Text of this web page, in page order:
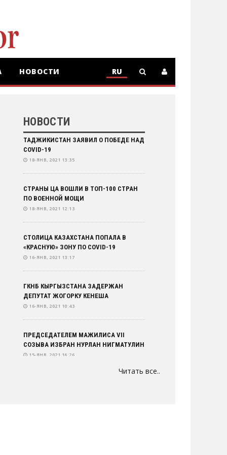
НОВОСТИ
RU
НОВОСТИ
ТАДЖИКИСТАН ЗАЯВИЛ О ПОБЕДЕ НАД
COVID-19
18-ЯНВ, 2021 13:35
СТРАНЫ ЦА ВОШЛИ В ТОП-100 СТРАН
ПО ВОЕННОЙ МОЩИ
18-ЯНВ, 2021 12:13
СТОЛИЦА КАЗАХСТАНА ПОПАЛА В
«КРАСНУЮ» ЗОНУ ПО COVID-19
16-ЯНВ, 2021 13:17
ГКНБ КЫРГЫЗСТАНА ЗАДЕРЖАН
ДЕПУТАТ ЖОГОРКУ КЕНЕША
16-ЯНВ, 2021 10:43
ПРЕДСЕДАТЕЛЕМ МАЖИЛИСА VII
СОЗЫВА ИЗБРАН НУРЛАН НИГМАТУЛИН
15-ЯНВ, 2021 16:26
Читать все..